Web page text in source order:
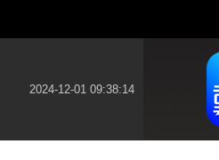
2024-12-01 09:38:14